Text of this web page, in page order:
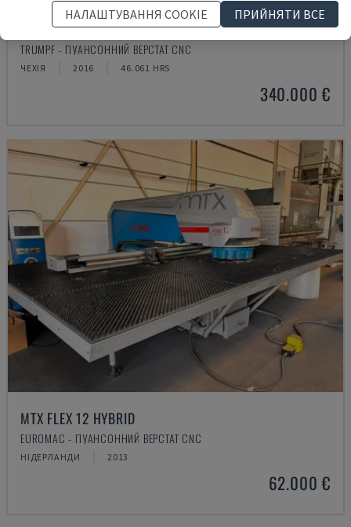
TRUPUNCH 5000 S12 + TRUSTORE 3030
TRUMPF - ПУАНСОННИЙ ВЕРСТАТ CNC
ЧЕХІЯ 2016 46.061 HRS
340.000 €
MTX FLEX 12 HYBRID
EUROMAC - ПУАНСОННИЙ ВЕРСТАТ CNC
НІДЕРЛАНДИ 2013
62.000 €
НАЛАШТУВАННЯ COOKIE
ПРИЙНЯТИ ВСЕ